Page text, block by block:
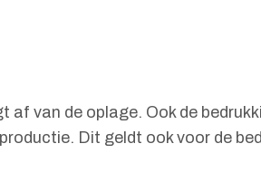
af van de oplage. Ook de
Dit geldt ook voor de